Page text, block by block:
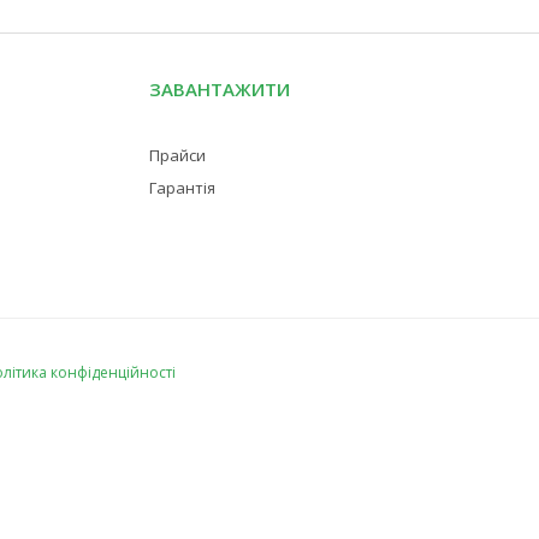
ЗАВАНТАЖИТИ
Прайси
Гарантія
конфіденційності